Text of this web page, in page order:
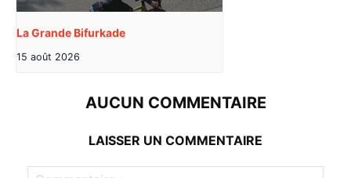
La Grande Bifurkade
15 août 2026
AUCUN COMMENTAIRE
LAISSER UN COMMENTAIRE